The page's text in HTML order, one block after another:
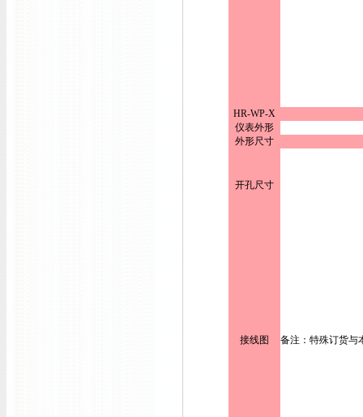
HR-WP-X
仪表外形
外形尺寸
开孔尺寸
接线图 备注：特殊订货与